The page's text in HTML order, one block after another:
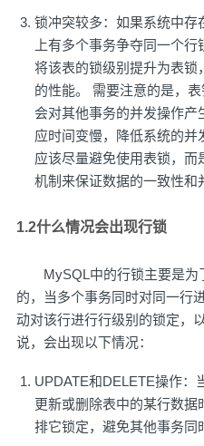
锁冲突较多：如果系统中存
上有多个事务争夺同一个
将该表的锁级别提升为表锁
的性能。 需要注意的是，
会对其他事务的并发操作产
应时间变慢，降低系统的并
应该尽量避免使用表锁，而
机制来保证数据的一致性和
1.2什么情况会出现行锁
MySQL中的行锁主要是为
的，当多个事务同时对同一行
动对该行进行行级别的锁定，
说，会出现以下情况：
UPDATE和DELETE操作：
更新或删除表中的某行数
排它锁定，避免其他事务同